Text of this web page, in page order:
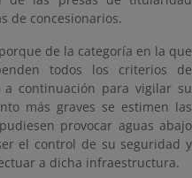
de concesionarios.
de la categoría en la que
todos los criterios de
continuación para vigilar su
más graves se estimen las
provocar aguas abajo
el control de su seguridad y
a dicha infraestructura.